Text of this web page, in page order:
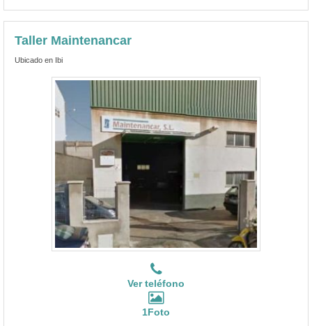
Taller Maintenancar
Ubicado en Ibi
Ver teléfono
1Foto